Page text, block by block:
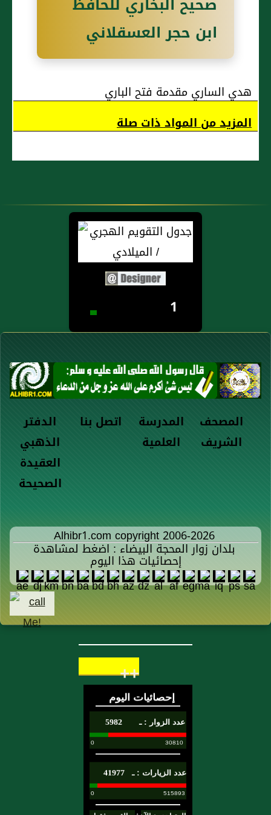
ابن حجر العسقلاني
هدي الساري مقدمة فتح الباري
المزيد من المواد ذات صلة
1
الدفتر
الذهبي
اتصل بنا
المدرسة
العلمية
المصحف
الشريف
العقيدة
الصحيحة
Alhibr1.com copyright 2006-2026
بلدان زوار المحجة البيضاء : اضغط لمشاهدة
إحصائيات هذا اليوم
++